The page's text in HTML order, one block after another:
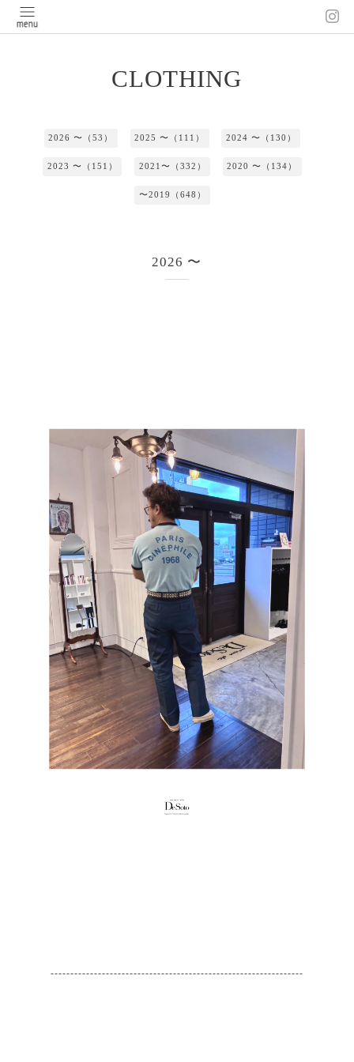
CLOTHING
2026 〜（53） 2025 〜（111） 2024 〜（130）
2023 〜（151） 2021〜（332） 2020 〜（134）
〜2019（648）
2026 〜
----------------------------------------------------------------